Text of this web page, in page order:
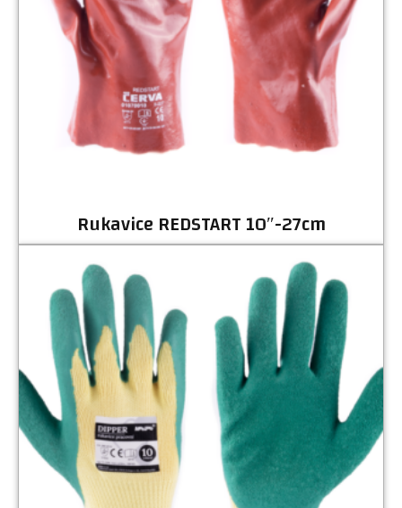
Rukavice REDSTART 10″-27cm